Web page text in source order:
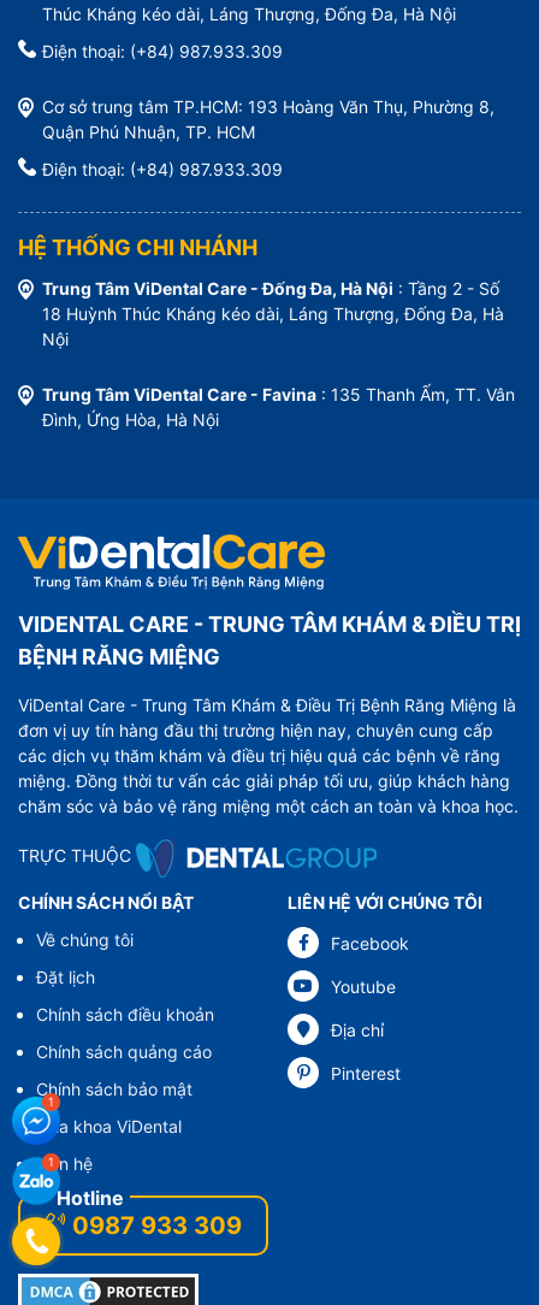
Thúc Kháng kéo dài, Láng Thượng, Đống Đa, Hà Nội
Điện thoại: (+84) 987.933.309
Cơ sở trung tâm TP.HCM: 193 Hoàng Văn Thụ, Phường 8,
Quận Phú Nhuận, TP. HCM
Điện thoại: (+84) 987.933.309
HỆ THỐNG CHI NHÁNH
Trung Tâm ViDental Care - Đống Đa, Hà Nội : Tầng 2 - Số
18 Huỳnh Thúc Kháng kéo dài, Láng Thượng, Đống Đa, Hà
Nội
Trung Tâm ViDental Care - Favina : 135 Thanh Ấm, TT. Vân
Đình, Ứng Hòa, Hà Nội
VIDENTAL CARE - TRUNG TÂM KHÁM & ĐIỀU TRỊ
BỆNH RĂNG MIỆNG
ViDental Care - Trung Tâm Khám & Điều Trị Bệnh Răng Miệng là
đơn vị uy tín hàng đầu thị trường hiện nay, chuyên cung cấp
các dịch vụ thăm khám và điều trị hiệu quả các bệnh về răng
miệng. Đồng thời tư vấn các giải pháp tối ưu, giúp khách hàng
chăm sóc và bảo vệ răng miệng một cách an toàn và khoa học.
TRỰC THUỘC
CHÍNH SÁCH NỔI BẬT
Về chúng tôi
Đặt lịch
Chính sách điều khoản
Chính sách quảng cáo
Chính sách bảo mật
Nha khoa ViDental
Liên hệ
LIÊN HỆ VỚI CHÚNG TÔI
Facebook
Youtube
Địa chỉ
Pinterest
0987 933 309